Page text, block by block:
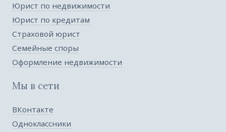
Юрист по недвижимости
Юрист по кредитам
Страховой юрист
Семейные споры
Оформление недвижимости
Мы в сети
ВКонтакте
Одноклассники